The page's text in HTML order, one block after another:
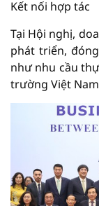
Kết nối hợp tác
Tại Hội nghị,
phát triển,
như nhu cầu
trường Việt